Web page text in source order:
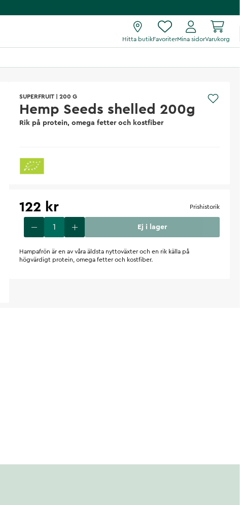
Hitta butikFavoriterMina sidorVarukorg
SUPERFRUIT 200 G
Hemp Seeds shelled 200g
Rik på protein, omega fetter och kostfiber
122 kr Prishistorik
Ej i lager
Hampafrön är en av våra äldsta nyttoväxter och en rik källa på
högvärdigt protein, omega fetter och kostfiber.